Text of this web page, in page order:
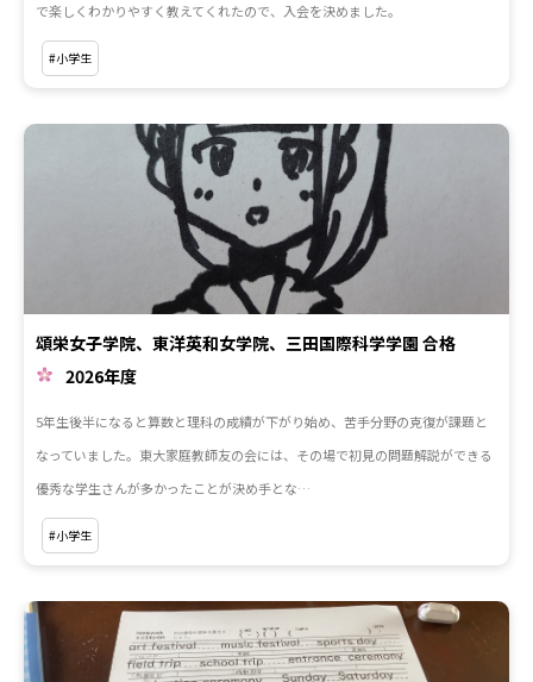
で楽しくわかりやすく教えてくれたので、入会を決めました。
#小学生
頌栄女子学院、東洋英和女学院、三田国際科学学園 合格
2026年度
5年生後半になると算数と理科の成績が下がり始め、苦手分野の克復が課題と
なっていました。東大家庭教師友の会には、その場で初見の問題解説ができる
優秀な学生さんが多かったことが決め手とな…
#小学生